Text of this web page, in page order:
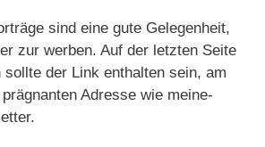
sind eine gute Gelegenheit,
zur werben. Auf der letzten Seite
sollte der Link enthalten sein, am
Adresse wie meine-